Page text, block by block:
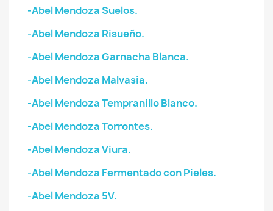
-Abel Mendoza Suelos.
-Abel Mendoza Risueño.
-Abel Mendoza Garnacha Blanca.
-Abel Mendoza Malvasia.
-Abel Mendoza Tempranillo Blanco.
-Abel Mendoza Torrontes.
-Abel Mendoza Viura.
-Abel Mendoza Fermentado con Pieles.
-Abel Mendoza 5V.